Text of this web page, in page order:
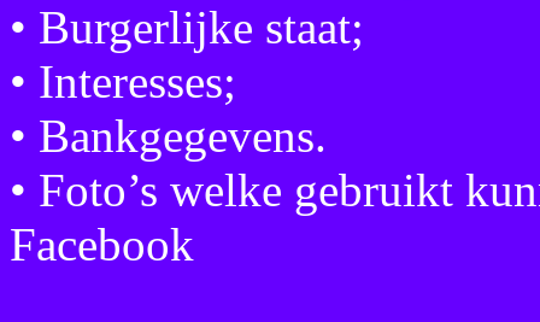
• Burgerlijke staat;
• Interesses;
• Bankgegevens.
• Foto’s welke gebruikt
Facebook